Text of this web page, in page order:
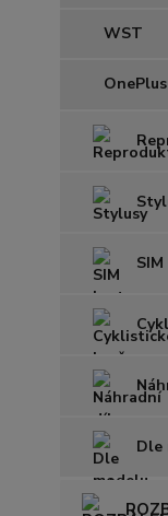
WST
OnePlus
Dle